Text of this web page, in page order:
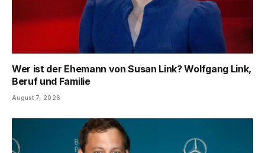
Wer ist der Ehemann von Susan Link? Wolfgang Link,
Beruf und Familie
August 7, 2026